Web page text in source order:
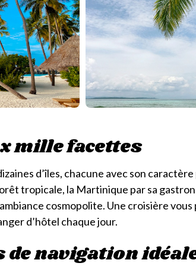
mille facettes
d’îles, chacune avec son
tropicale, la Martinique par sa
cosmopolite. Une croisière
d’hôtel chaque jour.
navigation